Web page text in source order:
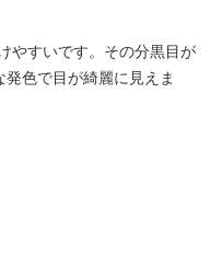
やすいです。その分黒目が
色で目が綺麗に見えま